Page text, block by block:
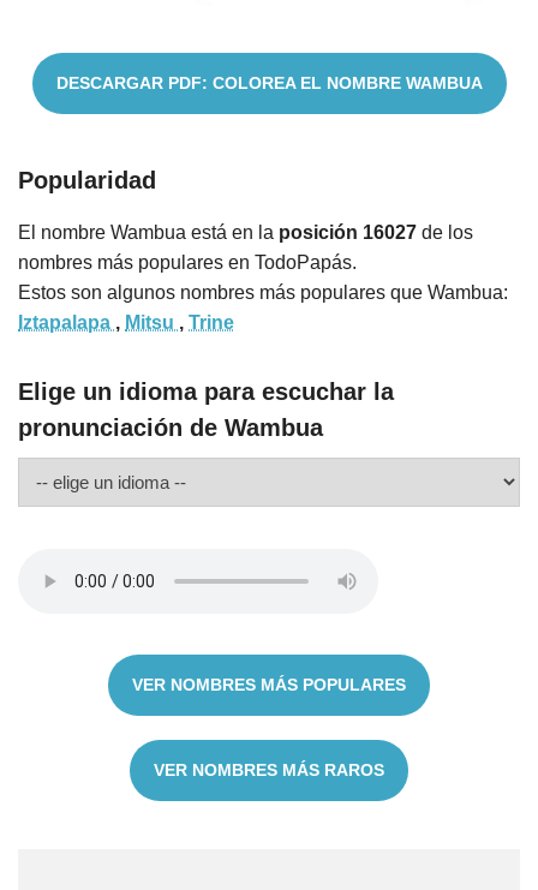
DESCARGAR PDF: COLOREA EL NOMBRE WAMBUA
Popularidad
El nombre Wambua está en la posición 16027 de los
nombres más populares en TodoPapás.
Estos son algunos nombres más populares que Wambua:
Iztapalapa , Mitsu , Trine
Elige un idioma para escuchar la
pronunciación de Wambua
VER NOMBRES MÁS POPULARES
VER NOMBRES MÁS RAROS